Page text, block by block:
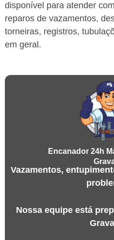
disponível para atender
reparos de vazamentos,
torneiras, registros,
em geral.
Encanador 24h
Vazamentos,
Nossa equipe está